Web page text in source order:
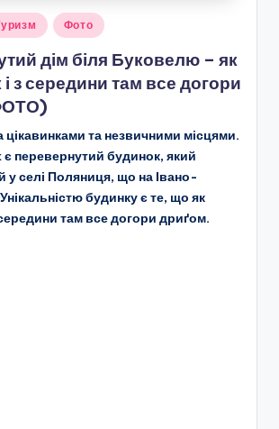
Фото
дім біля Буковелю – як
і з середини там все догори
цікавинками та незвичними місцями.
перевернутий будинок, який
у селі Поляниця, що на Івано-
будинку є те, що як
середини там все догори дриґом.